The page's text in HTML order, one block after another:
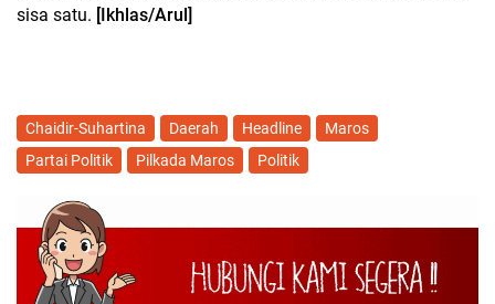
sisa satu. [Ikhlas/Arul]
Chaidir-Suhartina Daerah Headline
Maros
Partai Politik
Pilkada Maros Politik